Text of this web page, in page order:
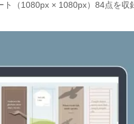
ト（1080px × 1080px）84点を収